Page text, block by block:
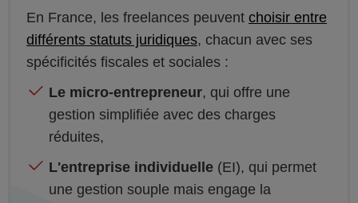
En France, les freelances peuvent choisir entre
différents statuts juridiques, chacun avec ses
spécificités fiscales et sociales :
Le micro-entrepreneur, qui offre une
gestion simplifiée avec des charges
réduites,
L'entreprise individuelle (EI), qui permet
une gestion souple mais engage la